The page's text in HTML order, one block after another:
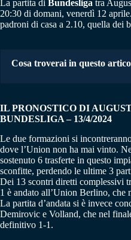
La partita di Bundesliga tra
20:30 di domani, venerdì 12
padroni di casa a 2.10, quella dei
Cosa troverai in questo
IL PRONOSTICO DI
BUNDESLIGA – 13/4/2024
Le due formazioni si
dove l’Union non ha mai vinto.
sostenuto 6 trasferte in questo
sconfitte, perdendo le ultime 3
Dei 13 scontri diretti complessivi
1 è andato all’Union Berlino, che
La partita d’andata si è invece
Demirovic e Volland, che nel
definitivo 1-1.